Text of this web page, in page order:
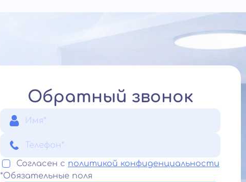
Обратный звонок
Согласен с политикой конфиденциальности
*Обязательные поля